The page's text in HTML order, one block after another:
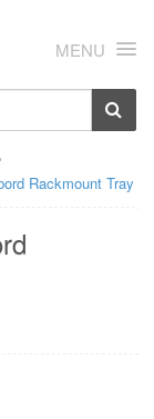
MENU
Rackmount Tray